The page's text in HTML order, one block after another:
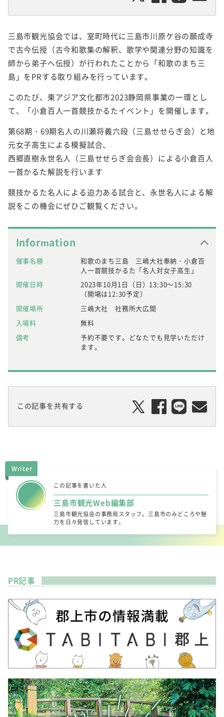
三島市観光協会では、室町時代に三島市川原ケ谷の願成寺
で古今伝授（古今和歌集の解釈、歌学や関連分野の知識を
師から弟子へ伝授）が行われたことから「和歌のまち三
島」をPRする取り組みを行っています。
このたび、東アジア文化都市2023静岡県事業の一環とし
て、「小倉百人一首競技かるたイベント」を開催します。
第68期・69期名人の川瀬将義六段（三島せせらぎ会）と地
元女子高生による模擬試合、
西郷直樹永世名人（三島せせらぎ会会長）による小倉百人
一首かるた解説を行います
競技かるた名人による迫力ある試合と、永世名人による解
説をこの機会にぜひご観覧ください。
Information
催事名勝
和歌のまち三島 三嶋大社奉納・小倉百
人一首競技かるた「名人対女子高生」
開催日時
2023年10月1日（日）13:30～15:30
（開場は12:30予定）
開催場所
三嶋大社 社務所大広間
入場料
無料
備考
予約不要です。どなたでも見学いただけ
ます。
この記事を共有する
Writer
この記事を書いた人
三島市観光Web編集部
三島市観光協会の事務局スタッフ。三島市のみどころや魅
力を日々発信しています。
PR記事